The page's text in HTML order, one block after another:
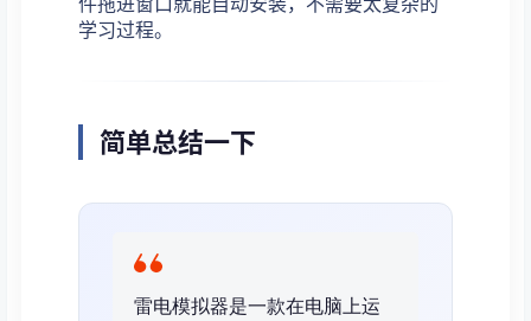
学习过程。
简单总结一下
雷电模拟器是一款在电脑上运